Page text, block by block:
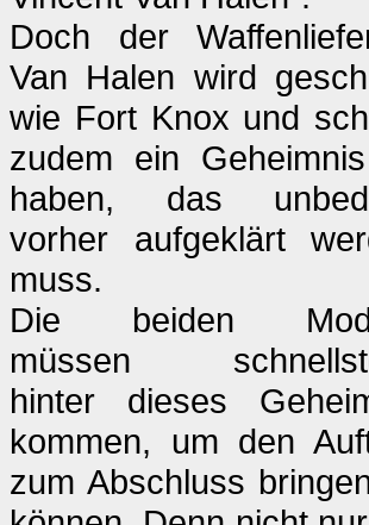
Doch der
Van Halen wird
wie Fort Knox und
zudem ein
haben, das
vorher aufgeklärt
muss.
Die beiden
müssen
hinter dieses
kommen, um den
zum Abschluss